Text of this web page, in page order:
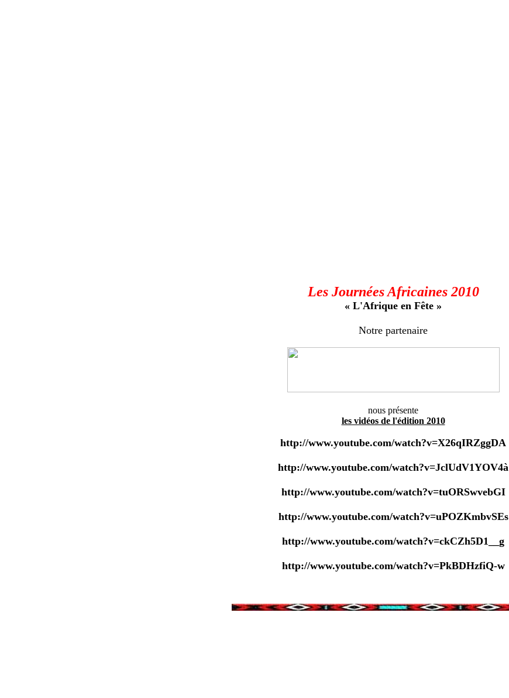
Les Journées Africaines 2010
« L'Afrique en Fête »
Notre partenaire
nous présente
les vidéos de l'édition 2010
http://www.youtube.com/watch?v=X26qIRZggDA
http://www.youtube.com/watch?v=JclUdV1YOV4à
http://www.youtube.com/watch?v=tuORSwvebGI
http://www.youtube.com/watch?v=uPOZKmbvSEs
http://www.youtube.com/watch?v=ckCZh5D1__g
http://www.youtube.com/watch?v=PkBDHzfiQ-w